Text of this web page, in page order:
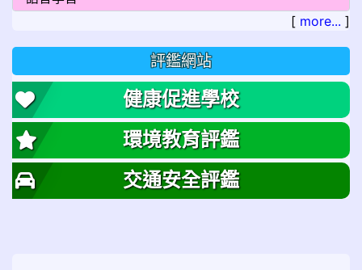
[ more... ]
評鑑網站
健康促進學校
環境教育評鑑
交通安全評鑑